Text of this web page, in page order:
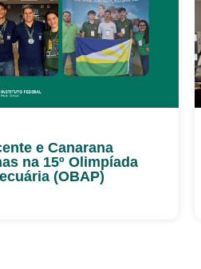
e Canarana
na 15º Olimpíada
(OBAP)